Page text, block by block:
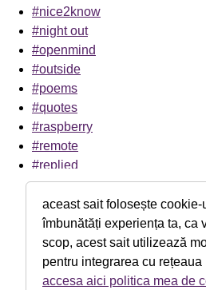
#nice2know
#night out
#openmind
#outside
#poems
#quotes
#raspberry
#remote
#replied
#sci-tech
#sciencenews
#sexaid
#subway
#th!nk
#theater
aceast sait folosește cookie-
îmbunătăți experiența ta, ca
scop, acest sait utilizează
pentru integrarea cu rețeaua
accesa aici politica mea de